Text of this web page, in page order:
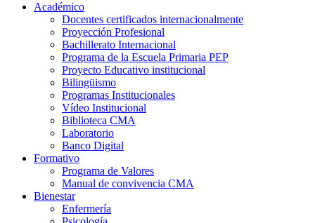
Académico
Docentes certificados internacionalmente
Proyección Profesional
Bachillerato Internacional
Programa de la Escuela Primaria PEP
Proyecto Educativo institucional
Bilingüismo
Programas Institucionales
Vídeo Institucional
Biblioteca CMA
Laboratorio
Banco Digital
Formativo
Programa de Valores
Manual de convivencia CMA
Bienestar
Enfermería